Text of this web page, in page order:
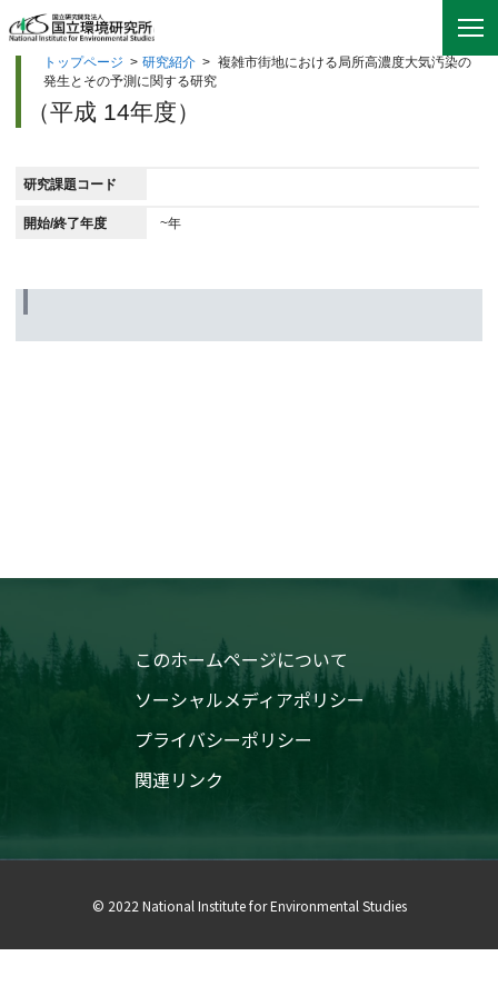
トップページ > 研究紹介 > 複雑市街地における局所高濃度大気汚染の
発生とその予測に関する研究
（平成 14年度）
研究課題コード
開始/終了年度 ~年
このホームページについて
ソーシャルメディアポリシー
プライバシーポリシー
関連リンク
© 2022 National Institute for Environmental Studies